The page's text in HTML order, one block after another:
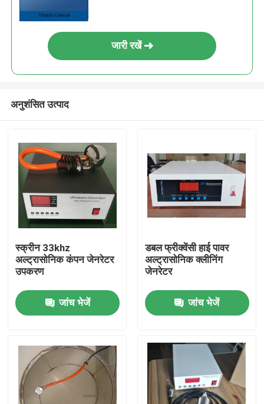
उत्पादों
जारी रखें
अनुशंसित उत्पाद
स्क्रीन 33khz
अल्ट्रासोनिक कंपन जेनरेटर
उपकरण
जांच भेजें
डबल फ्रीक्वेंसी हाई पावर
अल्ट्रासोनिक क्लीनिंग
जेनरेटर
जांच भेजें